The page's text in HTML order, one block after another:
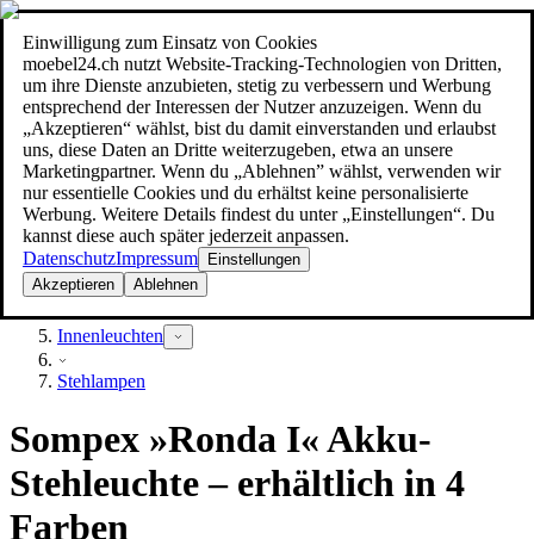
Einwilligung zum Einsatz von Cookies
moebel24.ch nutzt Website-Tracking-Technologien von Dritten,
um ihre Dienste anzubieten, stetig zu verbessern und Werbung
entsprechend der Interessen der Nutzer anzuzeigen. Wenn du
„Akzeptieren“ wählst, bist du damit einverstanden und erlaubst
uns, diese Daten an Dritte weiterzugeben, etwa an unsere
Marketingpartner. Wenn du „Ablehnen” wählst, verwenden wir
nur essentielle Cookies und du erhältst keine personalisierte
Werbung. Weitere Details findest du unter „Einstellungen“. Du
kannst diese auch später jederzeit anpassen.
DatenschutzImpressum
Einstellungen
Akzeptieren
Ablehnen
Suche
moebel dir den besten Preis!moebel dir den besten Preis!
Lampen
Innenleuchten
Stehlampen
Sompex »Ronda I« Akku-
Stehleuchte – erhältlich in 4
Farben